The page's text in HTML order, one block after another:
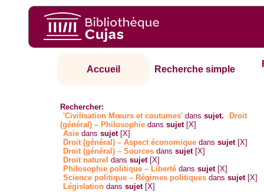
Accueil Recherche simple
Rechercher:
'Civilisation Mœurs et coutumes' danssujet.
Droit
(général) – Philosophie danssujet [X]
Asie danssujet [X]
Droit (général) – Aspect économique danssujet [X]
Droit (général) – Sources danssujet [X]
Droit naturel danssujet [X]
Philosophie politique – Liberté danssujet [X]
Science politique – Régimes politiques danssujet [X]
Législation danssujet [X]